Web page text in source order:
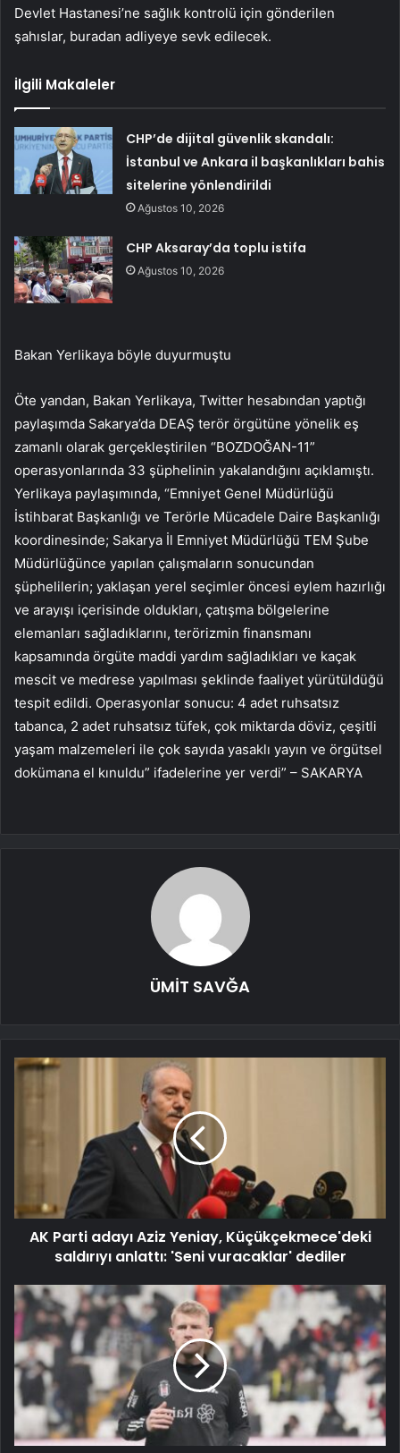
Devlet Hastanesi’ne sağlık kontrolü için gönderilen
şahıslar, buradan adliyeye sevk edilecek.
İlgili Makaleler
CHP’de dijital güvenlik skandalı:
İstanbul ve Ankara il başkanlıkları bahis
sitelerine yönlendirildi
Ağustos 10, 2026
CHP Aksaray’da toplu istifa
Ağustos 10, 2026
Bakan Yerlikaya böyle duyurmuştu
Öte yandan, Bakan Yerlikaya, Twitter hesabından yaptığı
paylaşımda Sakarya’da DEAŞ terör örgütüne yönelik eş
zamanlı olarak gerçekleştirilen “BOZDOĞAN-11”
operasyonlarında 33 şüphelinin yakalandığını açıklamıştı.
Yerlikaya paylaşımında, “Emniyet Genel Müdürlüğü
İstihbarat Başkanlığı ve Terörle Mücadele Daire Başkanlığı
koordinesinde; Sakarya İl Emniyet Müdürlüğü TEM Şube
Müdürlüğünce yapılan çalışmaların sonucundan
şüphelilerin; yaklaşan yerel seçimler öncesi eylem hazırlığı
ve arayışı içerisinde oldukları, çatışma bölgelerine
elemanları sağladıklarını, terörizmin finansmanı
kapsamında örgüte maddi yardım sağladıkları ve kaçak
mescit ve medrese yapılması şeklinde faaliyet yürütüldüğü
tespit edildi. Operasyonlar sonucu: 4 adet ruhsatsız
tabanca, 2 adet ruhsatsız tüfek, çok miktarda döviz, çeşitli
yaşam malzemeleri ile çok sayıda yasaklı yayın ve örgütsel
dokümana el kınuldu” ifadelerine yer verdi” – SAKARYA
ÜMİT SAVĞA
AK Parti adayı Aziz Yeniay, Küçükçekmece'deki
saldırıyı anlattı: 'Seni vuracaklar' dediler